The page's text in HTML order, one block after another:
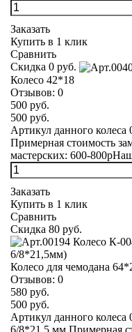
Заказать
Купить в 1 клик
Сравнить
Скидка 0 руб.
Колесо 42*18
Отзывов: 0
500 руб.
500 руб.
Артикул данного
Примерная стоимость
мастерских: 600-
Заказать
Купить в 1 клик
Сравнить
Скидка 80 руб.
Колесо для чемодана
Отзывов: 0
580 руб.
500 руб.
Артикул данного